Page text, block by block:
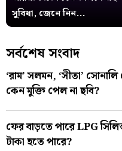
সুবিধা, জেনে নিন...
সর্বশেষ সংবাদ
‘রাম’ সলমন, ‘সীতা’
কেন মুক্তি পেল না ছবি?
ফের বাড়তে পারে LPG
টাকা হতে পারে?